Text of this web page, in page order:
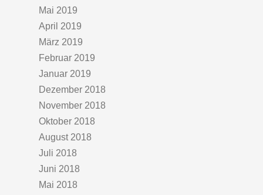
Mai 2019
April 2019
März 2019
Februar 2019
Januar 2019
Dezember 2018
November 2018
Oktober 2018
August 2018
Juli 2018
Juni 2018
Mai 2018